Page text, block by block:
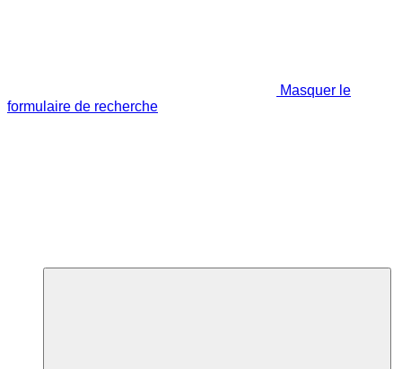
Masquer le
formulaire de recherche